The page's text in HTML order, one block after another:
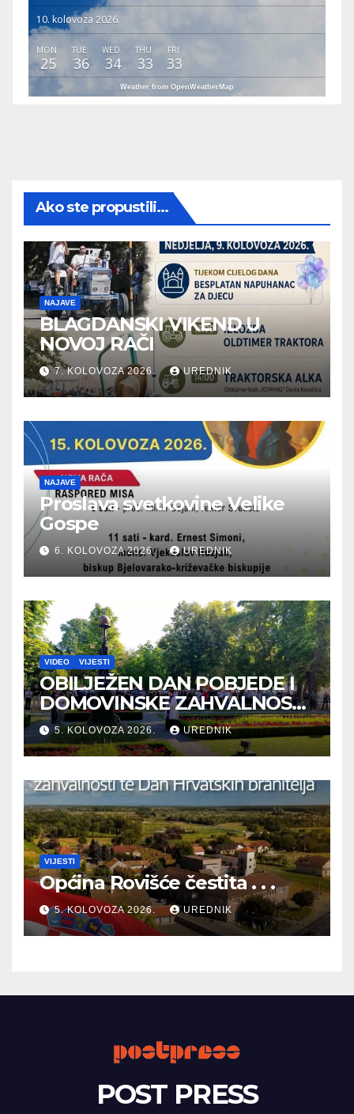
10. kolovoza 2026.
MON
25
TUE
36
WED
34
THU
33
FRI
33
Weather from OpenWeatherMap
Ako ste propustili...
NAJAVE
BLAGDANSKI VIKEND U
NOVOJ RAČI
7. KOLOVOZA 2026. UREDNIK
NAJAVE
Proslava svetkovine Velike
Gospe
6. KOLOVOZA 2026. UREDNIK
VIDEO VIJESTI
OBILJEŽEN DAN POBJEDE I
DOMOVINSKE ZAHVALNOSTI
TE DAN HRVATSKIH
BRANITELJA
5. KOLOVOZA 2026. UREDNIK
VIJESTI
Općina Rovišće čestita . . .
5. KOLOVOZA 2026. UREDNIK
POST PRESS